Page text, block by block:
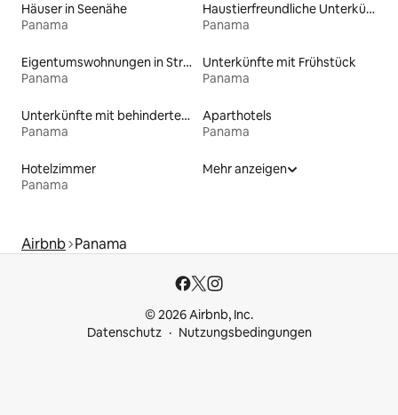
Häuser in Seenähe
Panama
Haustierfreundliche Unterkünfte
Panama
Eigentumswohnungen in Strandnähe
Panama
Unterkünfte mit Frühstück
Panama
Unterkünfte mit behindertengerechtem Bett
Panama
Aparthotels
Panama
Hotelzimmer
Panama
Mehr anzeigen
Airbnb Panama
© 2026 Airbnb, Inc.
Datenschutz
Nutzungsbedingungen